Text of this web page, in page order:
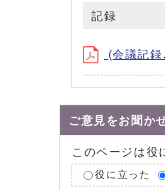
記録
(会議記
ご意見をお聞か
このページは役
役に立った